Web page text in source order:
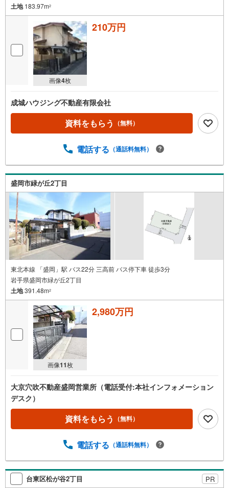
土地183.97m2
画像4枚
210万円
成城ハウジング不動産有限会社
資料をもらう （無料）
電話する （通話料無料）
盛岡市緑が丘2丁目
東北本線 「盛岡」駅 バス22分 三高前 バス停下車 徒歩3分
岩手県盛岡市緑が丘2丁目
土地391.48m2
画像11枚
2,980万円
大京穴吹不動産盛岡営業所（電話受付:本社インフォメーション
デスク）
資料をもらう （無料）
電話する （通話料無料）
台東区松が谷2丁目 PR